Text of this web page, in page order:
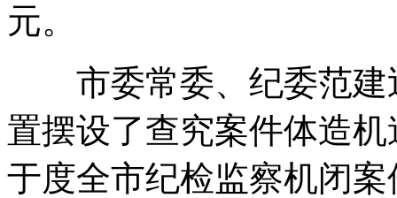
元。
市委常委、纪委范建
置摆设了查究案件体造
于度全市纪检监察机闭